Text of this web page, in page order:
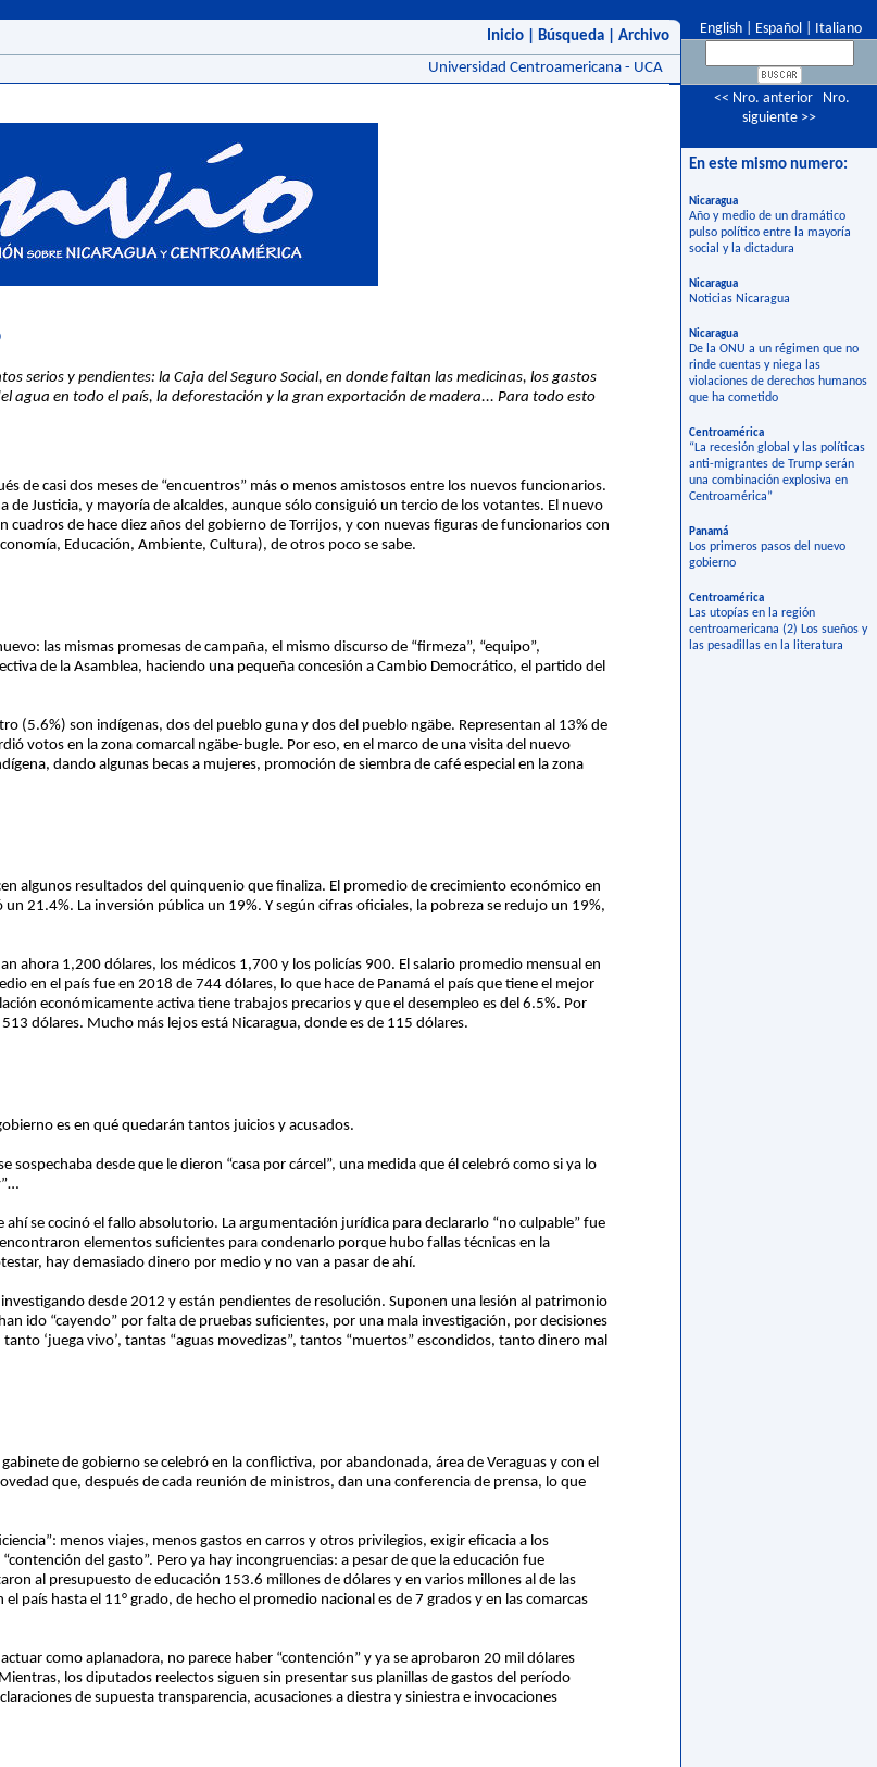
Inicio Búsqueda
Archivo
Universidad Centroamericana - UCA
serios y pendientes: la Caja del Seguro Social, en donde faltan las medicinas, los gastos
agua en todo el país, la deforestación y la gran exportación de madera... Para todo esto
de casi dos meses de “encuentros” más o menos amistosos entre los nuevos funcionarios.
de Justicia, y mayoría de alcaldes, aunque sólo consiguió un tercio de los votantes. El nuevo
cuadros de hace diez años del gobierno de Torrijos, y con nuevas figuras de funcionarios con
Educación, Ambiente, Cultura), de otros poco se sabe.
las mismas promesas de campaña, el mismo discurso de “firmeza”, “equipo”,
de la Asamblea, haciendo una pequeña concesión a Cambio Democrático, el partido del
(5.6%) son indígenas, dos del pueblo guna y dos del pueblo ngäbe. Representan al 13% de
votos en la zona comarcal ngäbe-bugle. Por eso, en el marco de una visita del nuevo
dando algunas becas a mujeres, promoción de siembra de café especial en la zona
algunos resultados del quinquenio que finaliza. El promedio de crecimiento económico en
21.4%. La inversión pública un 19%. Y según cifras oficiales, la pobreza se redujo un 19%,
ahora 1,200 dólares, los médicos 1,700 y los policías 900. El salario promedio mensual en
en el país fue en 2018 de 744 dólares, lo que hace de Panamá el país que tiene el mejor
económicamente activa tiene trabajos precarios y que el desempleo es del 6.5%. Por
dólares. Mucho más lejos está Nicaragua, donde es de 115 dólares.
es en qué quedarán tantos juicios y acusados.
desde que le dieron “casa por cárcel”, una medida que él celebró como si ya lo
se cocinó el fallo absolutorio. La argumentación jurídica para declararlo “no culpable” fue
elementos suficientes para condenarlo porque hubo fallas técnicas en la
hay demasiado dinero por medio y no van a pasar de ahí.
desde 2012 y están pendientes de resolución. Suponen una lesión al patrimonio
ido “cayendo” por falta de pruebas suficientes, por una mala investigación, por decisiones
‘juega vivo’, tantas “aguas movedizas”, tantos “muertos” escondidos, tanto dinero mal
de gobierno se celebró en la conflictiva, por abandonada, área de Veraguas y con el
que, después de cada reunión de ministros, dan una conferencia de prensa, lo que
menos viajes, menos gastos en carros y otros privilegios, exigir eficacia a los
del gasto”. Pero ya hay incongruencias: a pesar de que la educación fue
al presupuesto de educación 153.6 millones de dólares y en varios millones al de las
país hasta el 11° grado, de hecho el promedio nacional es de 7 grados y en las comarcas
como aplanadora, no parece haber “contención” y ya se aprobaron 20 mil dólares
los diputados reelectos siguen sin presentar sus planillas de gastos del período
de supuesta transparencia, acusaciones a diestra y siniestra e invocaciones
English Español Italiano
<< Nro. anterior
Nro.
siguiente >>
En este mismo numero:
Nicaragua
Año y medio de un dramático
pulso político entre la mayoría
social y la dictadura
Nicaragua
Noticias Nicaragua
Nicaragua
De la ONU a un régimen que no
rinde cuentas y niega las
violaciones de derechos humanos
que ha cometido
Centroamérica
“La recesión global y las políticas
anti-migrantes de Trump serán
una combinación explosiva en
Centroamérica”
Panamá
Los primeros pasos del nuevo
gobierno
Centroamérica
Las utopías en la región
centroamericana (2) Los sueños y
las pesadillas en la literatura